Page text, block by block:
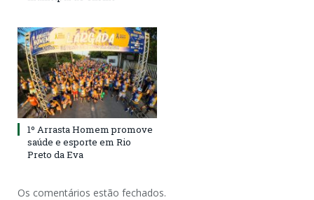
1º Arrasta Homem promove
saúde e esporte em Rio
Preto da Eva
Os comentários estão fechados.